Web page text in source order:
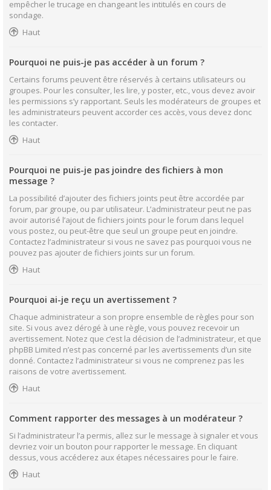
empêcher le trucage en changeant les intitulés en cours de
sondage.
Haut
Pourquoi ne puis-je pas accéder à un forum ?
Certains forums peuvent être réservés à certains utilisateurs ou
groupes. Pour les consulter, les lire, y poster, etc., vous devez avoir
les permissions s’y rapportant. Seuls les modérateurs de groupes et
les administrateurs peuvent accorder ces accès, vous devez donc
les contacter.
Haut
Pourquoi ne puis-je pas joindre des fichiers à mon
message ?
La possibilité d’ajouter des fichiers joints peut être accordée par
forum, par groupe, ou par utilisateur. L’administrateur peut ne pas
avoir autorisé l’ajout de fichiers joints pour le forum dans lequel
vous postez, ou peut-être que seul un groupe peut en joindre.
Contactez l’administrateur si vous ne savez pas pourquoi vous ne
pouvez pas ajouter de fichiers joints sur un forum.
Haut
Pourquoi ai-je reçu un avertissement ?
Chaque administrateur a son propre ensemble de règles pour son
site. Si vous avez dérogé à une règle, vous pouvez recevoir un
avertissement. Notez que c’est la décision de l’administrateur, et que
phpBB Limited n’est pas concerné par les avertissements d’un site
donné. Contactez l’administrateur si vous ne comprenez pas les
raisons de votre avertissement.
Haut
Comment rapporter des messages à un modérateur ?
Si l’administrateur l’a permis, allez sur le message à signaler et vous
devriez voir un bouton pour rapporter le message. En cliquant
dessus, vous accéderez aux étapes nécessaires pour le faire.
Haut